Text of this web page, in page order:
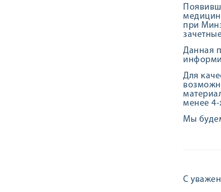
при
Данная
Для
менее 4-
Мы
С